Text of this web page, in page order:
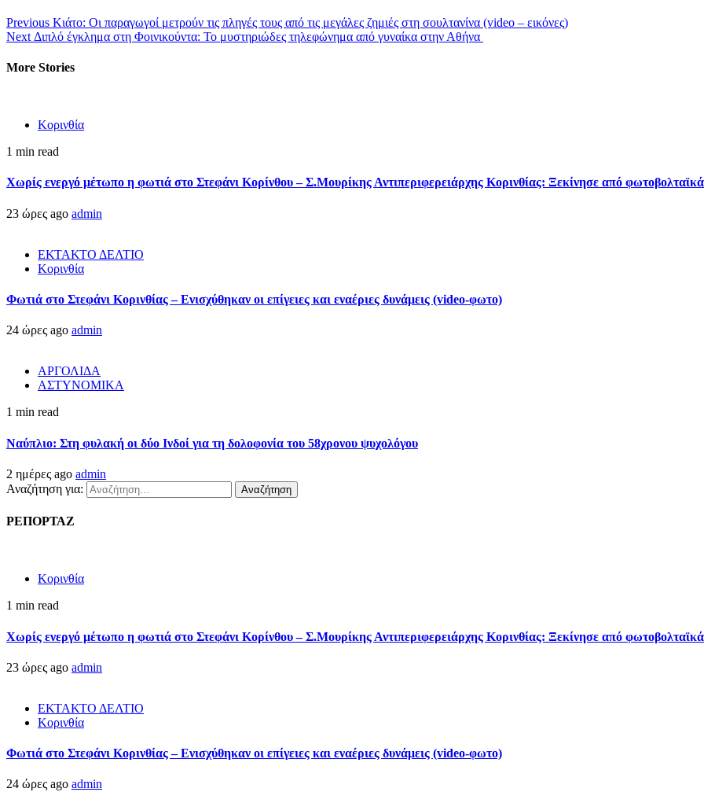
Previous Κιάτο: Οι παραγωγοί μετρούν τις πληγές τους από τις μεγάλες ζημιές στη σουλτανίνα (video – εικόνες)
Next Διπλό έγκλημα στη Φοινικούντα: Το μυστηριώδες τηλεφώνημα από γυναίκα στην Αθήνα
More Stories
Κορινθία
1 min read
Χωρίς ενεργό μέτωπο η φωτιά στο Στεφάνι Κορίνθου – Σ.Μουρίκης Αντιπεριφερειάρχης Κορινθίας: Ξεκίνησε από
23 ώρες ago admin
ΕΚΤΑΚΤΟ ΔΕΛΤΙΟ
Κορινθία
Φωτιά στο Στεφάνι Κορινθίας – Ενισχύθηκαν οι επίγειες και εναέριες δυνάμεις (video-φωτο)
24 ώρες ago admin
ΑΡΓΟΛΙΔΑ
ΑΣΤΥΝΟΜΙΚΑ
1 min read
Ναύπλιο: Στη φυλακή οι δύο Ινδοί για τη δολοφονία του 58χρονου ψυχολόγου
2 ημέρες ago admin
Αναζήτηση για:
ΡΕΠΟΡΤΑΖ
Κορινθία
1 min read
Χωρίς ενεργό μέτωπο η φωτιά στο Στεφάνι Κορίνθου – Σ.Μουρίκης Αντιπεριφερειάρχης Κορινθίας: Ξεκίνησε από
23 ώρες ago admin
ΕΚΤΑΚΤΟ ΔΕΛΤΙΟ
Κορινθία
Φωτιά στο Στεφάνι Κορινθίας – Ενισχύθηκαν οι επίγειες και εναέριες δυνάμεις (video-φωτο)
24 ώρες ago admin